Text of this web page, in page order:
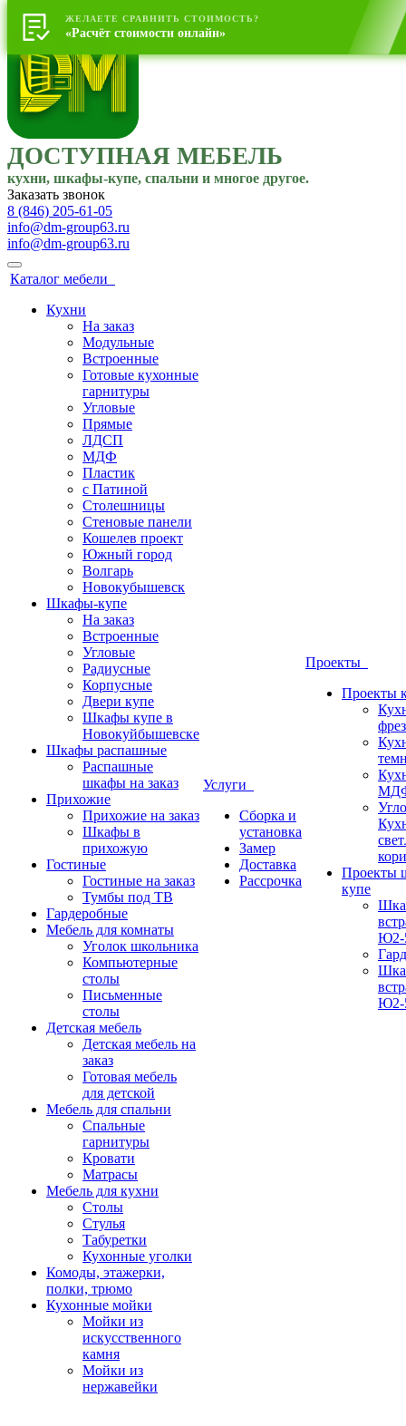
ДОСТУПНАЯ МЕБЕЛЬ
кухни, шкафы-купе, спальни и многое другое.
Заказать звонок
8 (846) 205-61-05
info@dm-group63.ru
info@dm-group63.ru
Каталог мебели
Кухни
На заказ
Модульные
Встроенные
Готовые кухонные
гарнитуры
Угловые
Прямые
ЛДСП
МДФ
Пластик
с Патиной
Столешницы
Стеновые панели
Кошелев проект
Южный город
Волгарь
Новокубышевск
Шкафы-купе
На заказ
Встроенные
Угловые
Радиусные
Корпусные
Двери купе
Шкафы купе в
Новокуйбышевске
Шкафы распашные
Распашные
шкафы на заказ
Прихожие
Прихожие на заказ
Шкафы в
прихожую
Гостиные
Гостиные на заказ
Тумбы под ТВ
Гардеробные
Мебель для комнаты
Уголок школьника
Компьютерные
столы
Письменные
столы
Детская мебель
Детская мебель на
заказ
Готовая мебель
для детской
Мебель для спальни
Спальные
гарнитуры
Кровати
Матрасы
Мебель для кухни
Столы
Стулья
Табуретки
Кухонные уголки
Комоды, этажерки,
полки, трюмо
Кухонные мойки
Мойки из
искусственного
камня
Мойки из
нержавейки
Услуги
Сборка и
установка
Замер
Доставка
Рассрочка
Проекты
Проекты
МДФ
Проекты
купе
Ю2-
Ю2-
ЖЕЛАЕТЕ СРАВНИТЬ СТОИМОСТЬ?
«Расчёт стоимости онлайн»